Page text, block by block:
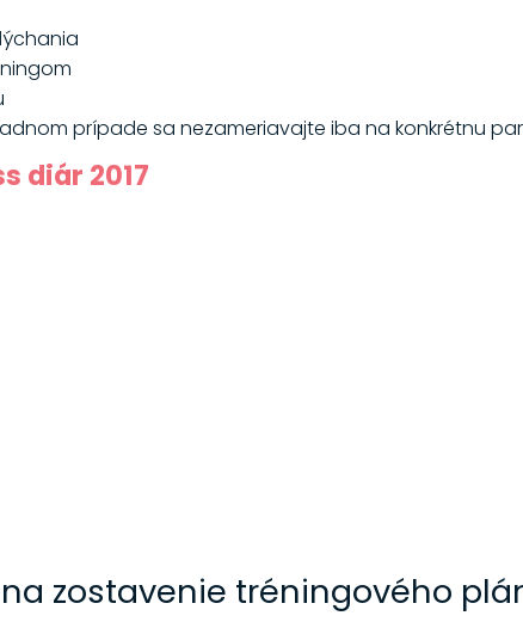
prípade sa nezameriavajte iba na konkrétnu
diár 2017
zostavenie tréningového